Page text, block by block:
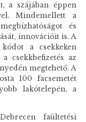
a szájában éppen
Mindemellett a
és
innovációit is. A
a csekkeken
csekkbefizetés az
megtehető. A
100 facsemetét
lakótelepén, a
faültetési